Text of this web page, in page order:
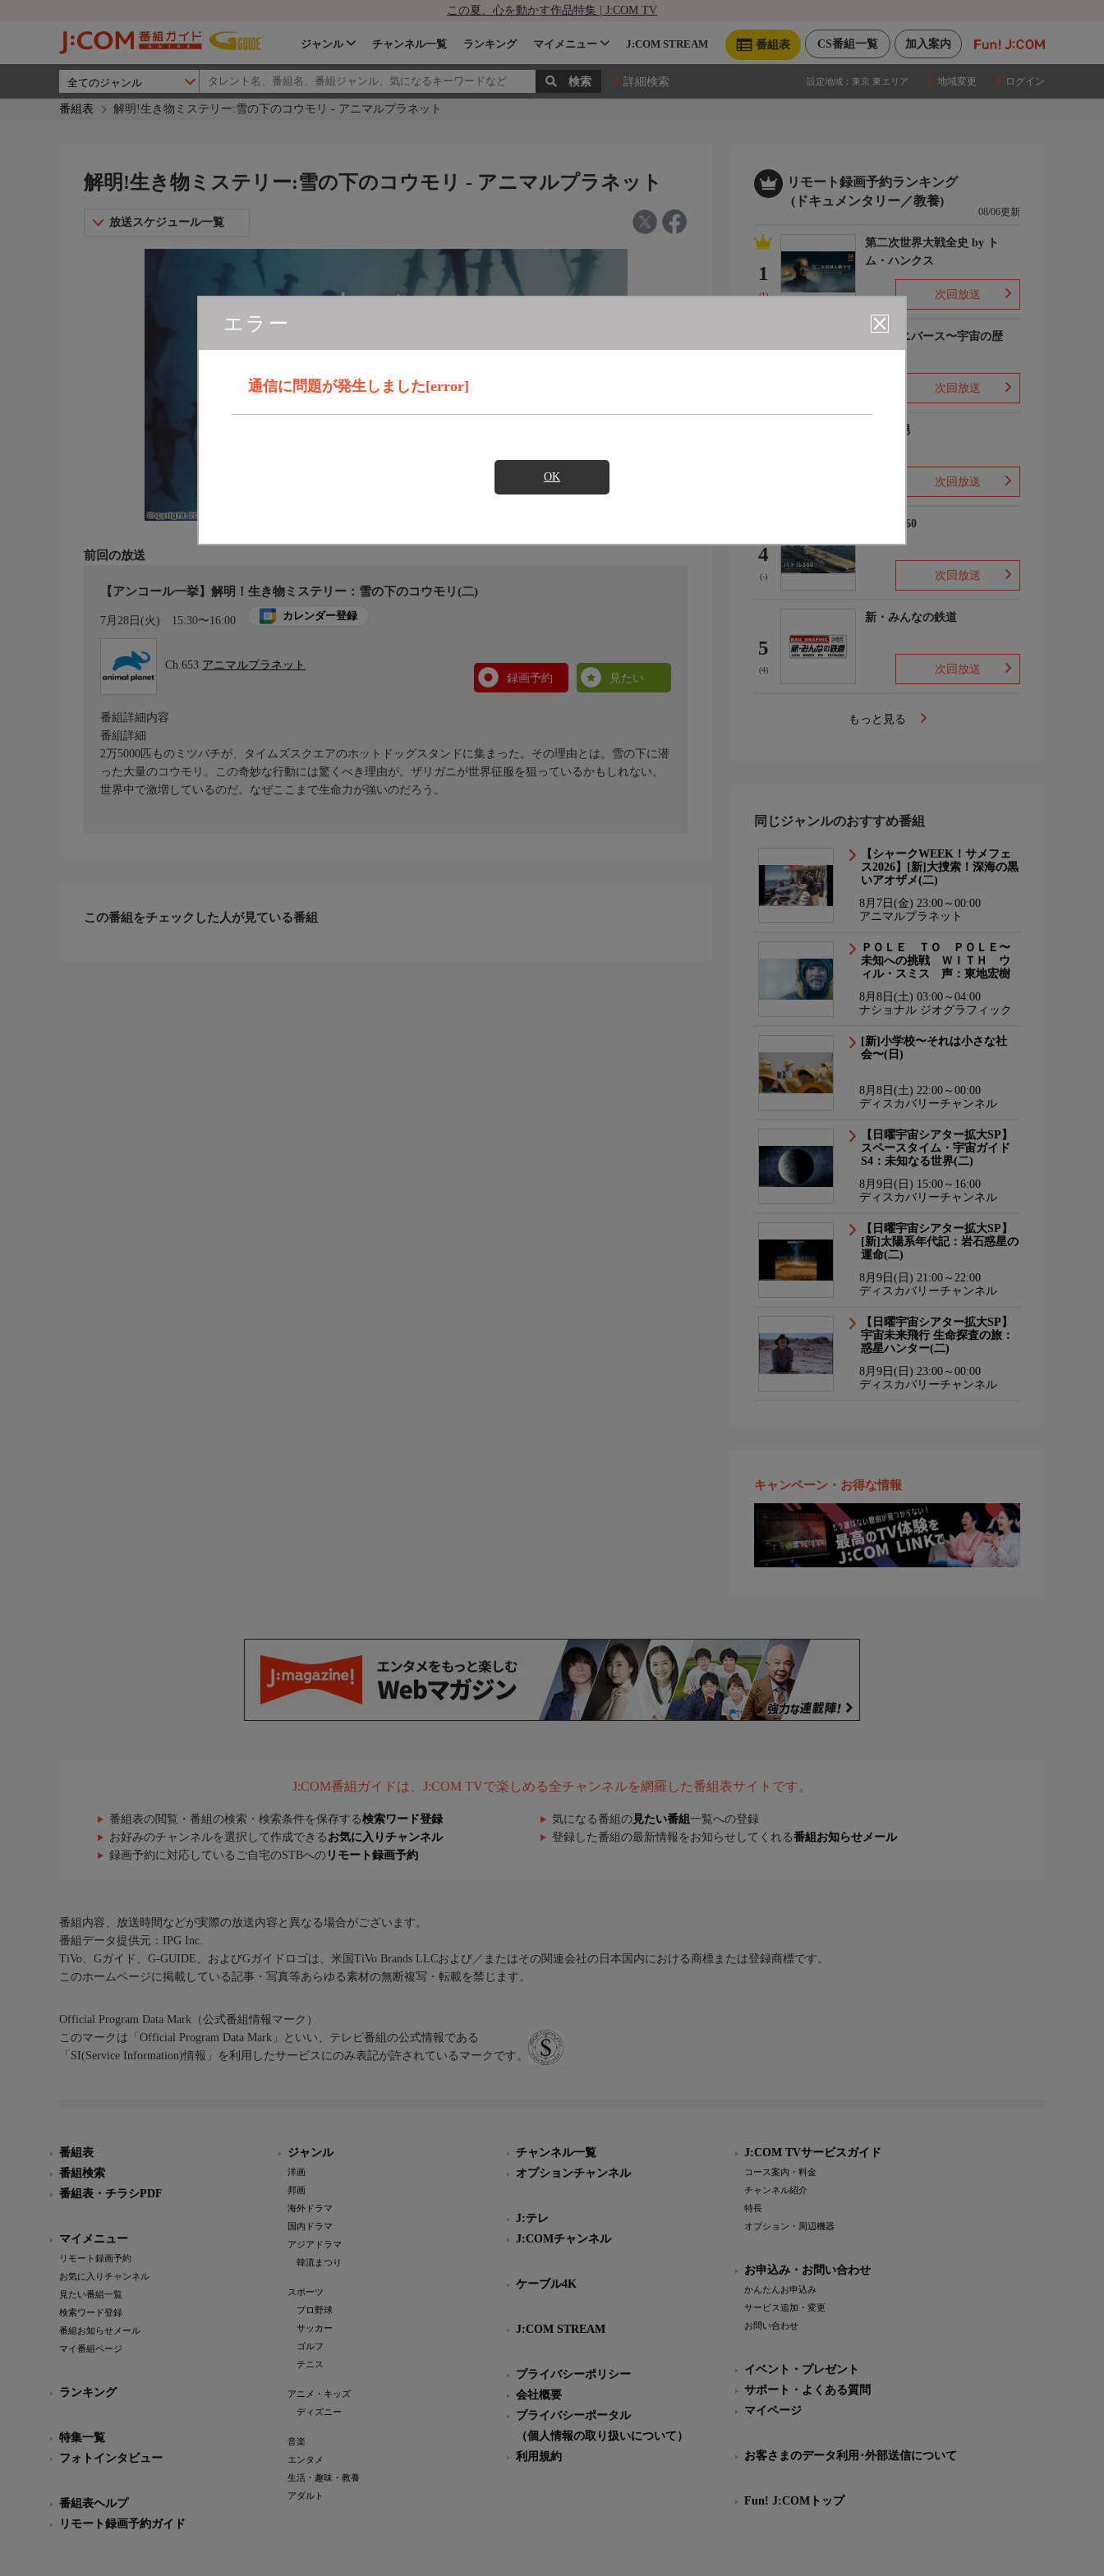
この夏、心を動かす作品特集 | J:COM TV
加入案内
CS番組一覧
番組表
ジャンル チャンネル一覧 ランキング マイメニュー J:COM STREAM
詳細検索 設定地域： 東京 東エリア 地域変更 ログイン
番組表 解明!生き物ミステリー:雪の下のコウモリ - アニマルプラネット
エラー
通信に問題が発生しました[error]
OK
解明!生き物ミステリー:雪の下のコウモリ - アニマルプラネット
放送スケジュール一覧
前回の放送
【アンコール一挙】解明！生き物ミステリー：雪の下のコウモリ(二)
7月28日(火) 15:30〜16:00 カレンダー登録
Ch.653 アニマルプラネット
録画予約
見たい
番組詳細内容
番組詳細
2万5000匹ものミツバチが、タイムズスクエアのホットドッグスタンドに集まった。その理由とは。雪の下に潜
った大量のコウモリ。この奇妙な行動には驚くべき理由が。ザリガニが世界征服を狙っているかもしれない。
世界中で激増しているのだ。なぜここまで生命力が強いのだろう。
この番組をチェックした人が見ている番組
リモート録画予約ランキング
(ドキュメンタリー／教養)
08/06更新
1
(1)
第二次世界大戦全史 by ト
ム・ハンクス
次回放送
ザ・ユニバース〜宇宙の歴
次回放送
ザ・森男
次回放送
4
(-)
バトル360
次回放送
5
(4)
新・みんなの鉄道
次回放送
もっと見る
同じジャンルのおすすめ番組
【シャークWEEK！サメフェ
ス2026】[新]大捜索！深海の黒
いアオザメ(二)
8月7日(金) 23:00～00:00
アニマルプラネット
ＰＯＬＥ ＴＯ ＰＯＬＥ〜
未知への挑戦 ＷＩＴＨ ウ
ィル・スミス 声：東地宏樹
8月8日(土) 03:00～04:00
ナショナル ジオグラフィック
[新]小学校〜それは小さな社
会〜(日)
8月8日(土) 22:00～00:00
ディスカバリーチャンネル
【日曜宇宙シアター拡大SP】
スペースタイム・宇宙ガイド
S4：未知なる世界(二)
8月9日(日) 15:00～16:00
ディスカバリーチャンネル
【日曜宇宙シアター拡大SP】
[新]太陽系年代記：岩石惑星の
運命(二)
8月9日(日) 21:00～22:00
ディスカバリーチャンネル
【日曜宇宙シアター拡大SP】
宇宙未来飛行 生命探査の旅：
惑星ハンター(二)
8月9日(日) 23:00～00:00
ディスカバリーチャンネル
キャンペーン・お得な情報
J:COM番組ガイドは、J:COM TVで楽しめる全チャンネルを網羅した番組表サイトです。
番組表の閲覧・番組の検索・検索条件を保存する検索ワード登録 気になる番組の 見たい番組 一覧への登録
お好みのチャンネルを選択して作成できる お気に入りチャンネル 登録した番組の最新情報をお知らせしてくれる番組お知らせメール
録画予約に対応しているご自宅のSTBへの リモート録画予約
番組内容、放送時間などが実際の放送内容と異なる場合がございます。
番組データ提供元：IPG Inc.
TiVo、Gガイド、G-GUIDE、およびGガイドロゴは、米国TiVo Brands LLCおよび／またはその関連会社の日本国内における商標または登録商標です。
このホームページに掲載している記事・写真等あらゆる素材の無断複写・転載を禁じます。
Official Program Data Mark（公式番組情報マーク）
このマークは「Official Program Data Mark」といい、テレビ番組の公式情報である
「SI(Service Information)情報」を利用したサービスにのみ表記が許されているマークです。
番組表
番組検索
番組表・チラシPDF
マイメニュー
リモート録画予約
お気に入りチャンネル
見たい番組一覧
検索ワード登録
番組お知らせメール
マイ番組ページ
ランキング
特集一覧
フォトインタビュー
番組表ヘルプ
リモート録画予約ガイド
ジャンル
洋画
邦画
海外ドラマ
国内ドラマ
アジアドラマ
韓流まつり
スポーツ
プロ野球
サッカー
ゴルフ
テニス
アニメ・キッズ
ディズニー
音楽
エンタメ
生活・趣味・教養
アダルト
チャンネル一覧
オプションチャンネル
J:テレ
J:COMチャンネル
ケーブル4K
J:COM STREAM
プライバシーポリシー
会社概要
プライバシーポータル
（個人情報の取り扱いについて）
利用規約
J:COM TVサービスガイド
コース案内・料金
チャンネル紹介
特長
オプション・周辺機器
お申込み・お問い合わせ
かんたんお申込み
サービス追加・変更
お問い合わせ
イベント・プレゼント
サポート・よくある質問
マイページ
お客さまのデータ利用･外部送信について
Fun! J:COMトップ